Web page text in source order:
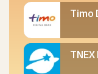
Timo